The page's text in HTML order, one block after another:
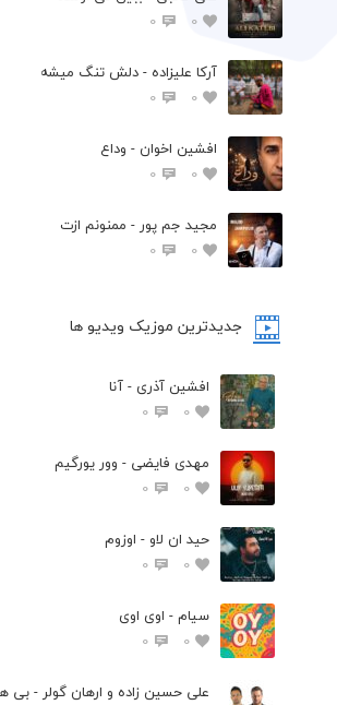
0
0
آرکا علیزاده - دلش تنگ میشه
0
0
افشين اخوان - وداع
0
0
مجید جم پور - ممنونم ازت
0
0
جدیدترین موزیک ویدیو ها
افشین آذری - آنا
0
0
مهدی فایضی - وور یورگیم
0
0
حید ان لاو - اوزوم
0
0
سیام - اوی اوی
0
0
علی حسین زاده و ارهان گولر - بی